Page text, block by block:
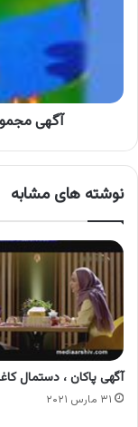
آوا
آگهی
نوشته های مشابه
آگهی پاکان ، دستمال
۳۱ مارس ۲۰۲۱